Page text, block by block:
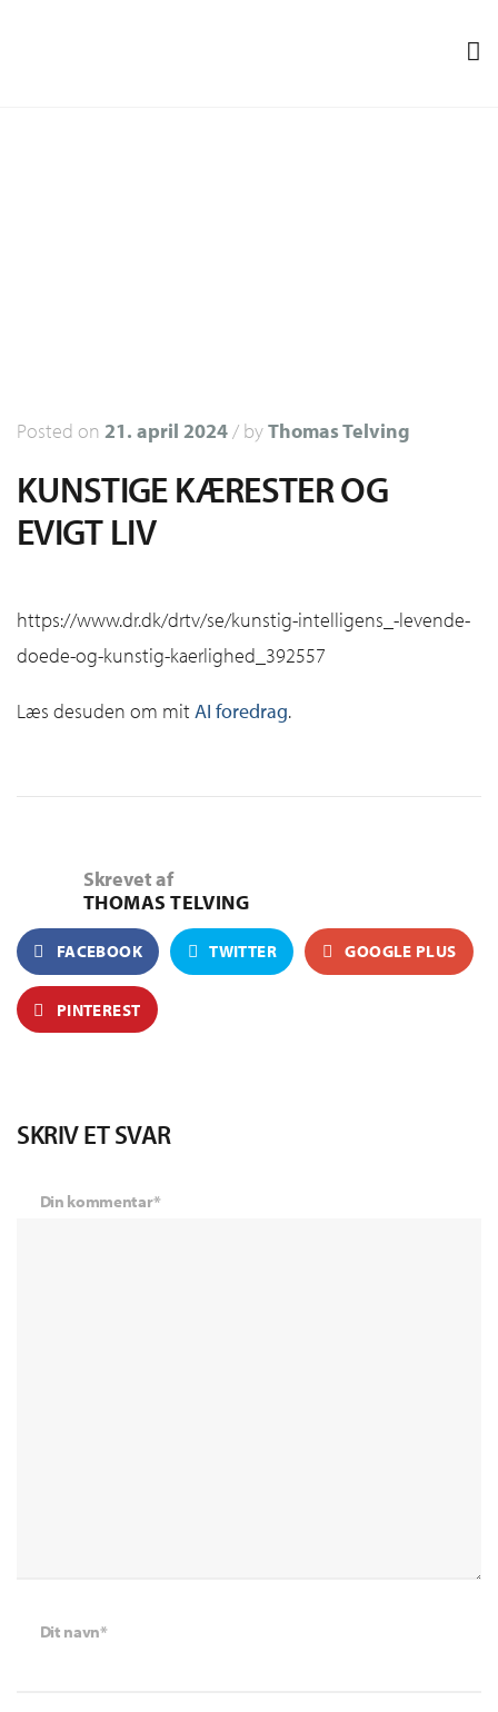
Posted on 21. april 2024/ byThomas Telving
KUNSTIGE KÆRESTER OG
EVIGT LIV
https://www.dr.dk/drtv/se/kunstig-intelligens_-levende-
doede-og-kunstig-kaerlighed_392557
Læs desuden om mit AI foredrag.
Skrevet af
THOMAS TELVING
FACEBOOK TWITTER GOOGLE PLUS
PINTEREST
SKRIV ET SVAR
Din kommentar*
Dit navn*